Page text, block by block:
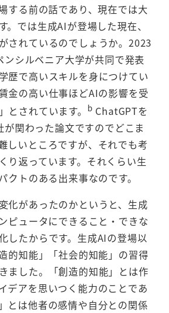
する前の話であり、現在では大
。では生成AIが登場した現在、
されているのでしょうか。2023
シルベニア大学が共同で発表
歴で高いスキルを身につけてい
金の高い仕事ほどAIの影響を受
とされています。
b ChatGPTを
関わった論文ですのでどこま
しいところですが、それでも考
り返っています。それくらい生
クトのある出来事なのです。
化があったのかというと、生成
ピュータにできること・できな
したからです。生成AIの登場以
的知能」「社会的知能」の習得
ました。「創造的知能」とは作
デアを思いつく能力のことであ
とは他者の感情や自分との関係